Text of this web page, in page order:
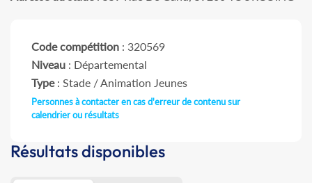
Code compétition : 320569
Niveau : Départemental
Type: Stade / Animation Jeunes
Personnes à contacter en cas d'erreur de contenu sur
calendrier ou résultats
Résultats disponibles